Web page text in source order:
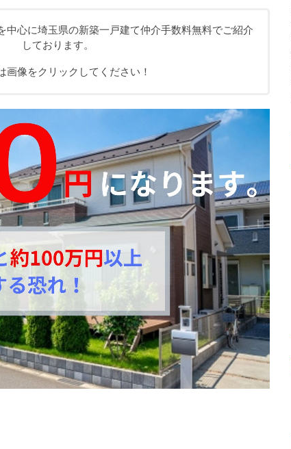
中心に埼玉県の新築一戸建て仲介手数料無料でご紹介
しております。
画像をクリックしてください！